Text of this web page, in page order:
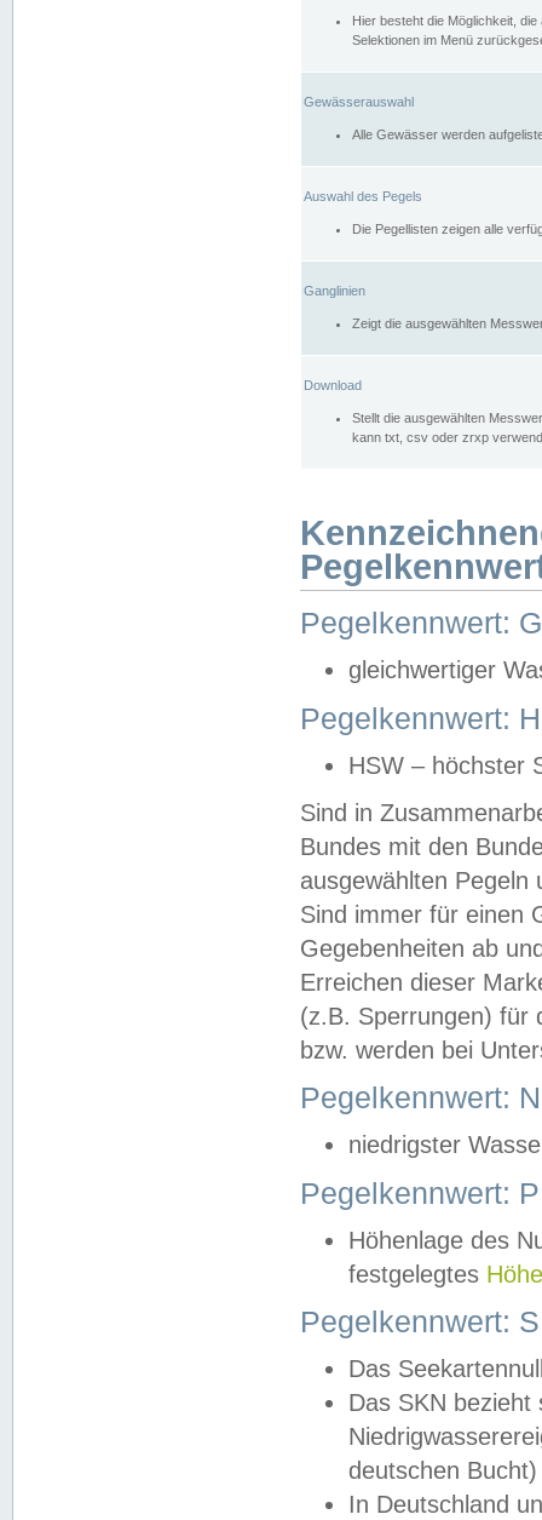
Hier besteht die Möglichkeit,
Selektionen im Menü
Gewässerauswahl
Alle Gewässer werden
Auswahl des Pegels
Die Pegellisten zeigen alle
Ganglinien
Zeigt die ausgewählten
Download
Stellt die ausgewählten
kann txt, csv oder zrxp
Pegelkennwert:
gleichwertiger
Pegelkennwert:
HSW – höchster
Sind in
Bundes mit den
ausgewählten
Sind immer für einen
Gegebenheiten ab
Erreichen dieser
(z.B. Sperrungen) für
bzw. werden bei
Pegelkennwert:
niedrigster
Pegelkennwert:
Höhenlage des
festgelegtes
Pegelkennwert:
Das
Das SKN
deutschen
In Deutschland